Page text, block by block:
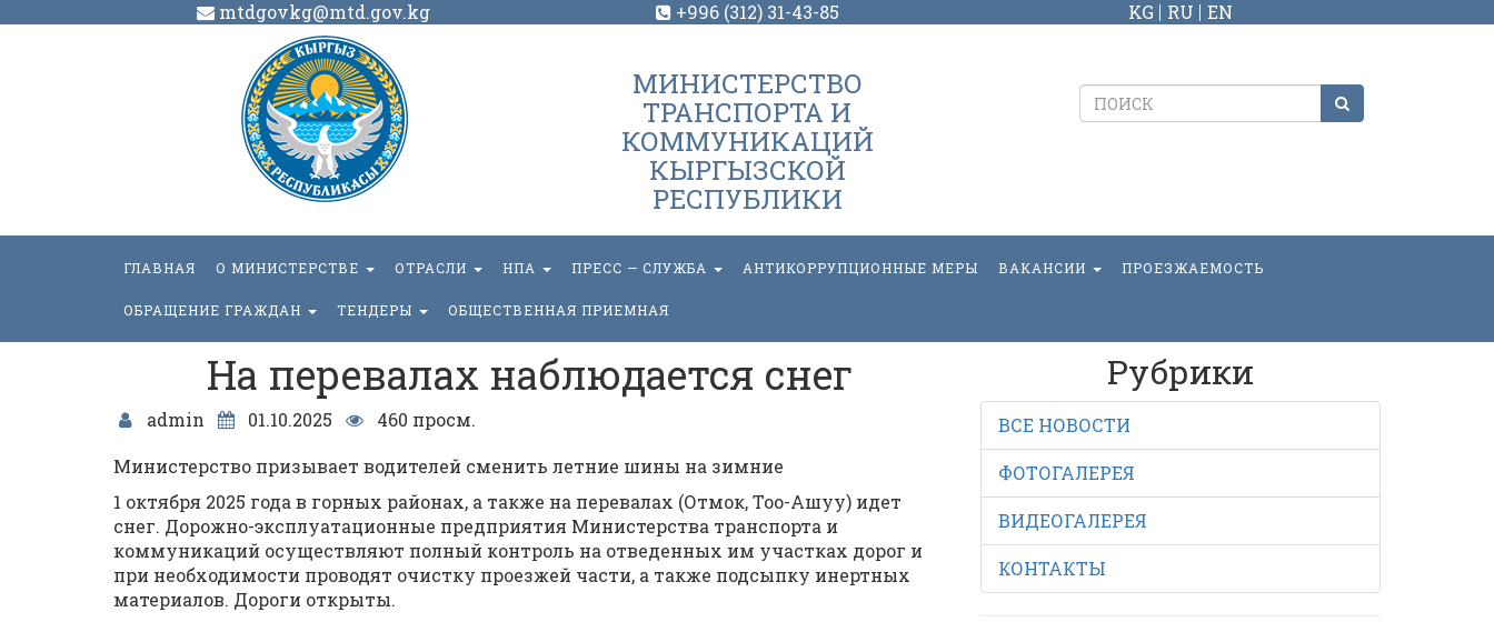
mtdgovkg@mtd.gov.kg +996 (312) 31-43-85 KG RU EN
МИНИСТЕРСТВО
ТРАНСПОРТА И
КОММУНИКАЦИЙ
КЫРГЫЗСКОЙ
РЕСПУБЛИКИ
ГЛАВНАЯ О МИНИСТЕРСТВЕ ОТРАСЛИ НПА ПРЕСС — СЛУЖБА АНТИКОРРУПЦИОННЫЕ МЕРЫ ВАКАНСИИ ПРОЕЗЖАЕМОСТЬ
ОБРАЩЕНИЕ ГРАЖДАН ТЕНДЕРЫ ОБЩЕСТВЕННАЯ ПРИЕМНАЯ
На перевалах наблюдается снег
admin 01.10.2025
460 просм.
Министерство призывает водителей сменить летние шины на зимние
1 октября 2025 года в горных районах, а также на перевалах (Отмок, Тоо-Ашуу) идет
снег. Дорожно-эксплуатационные предприятия Министерства транспорта и
коммуникаций осуществляют полный контроль на отведенных им участках дорог и
при необходимости проводят очистку проезжей части, а также подсыпку инертных
материалов. Дороги открыты.
Рубрики
ВСЕ НОВОСТИ
ФОТОГАЛЕРЕЯ
ВИДЕОГАЛЕРЕЯ
КОНТАКТЫ